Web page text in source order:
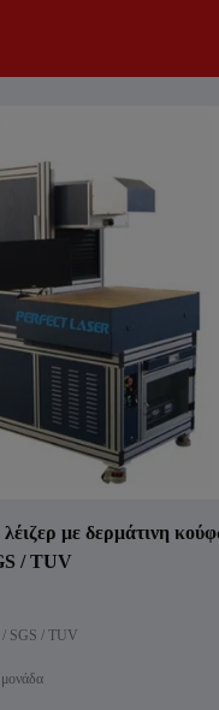
με δερμάτινη
/ TUV
/ SGS / TUV